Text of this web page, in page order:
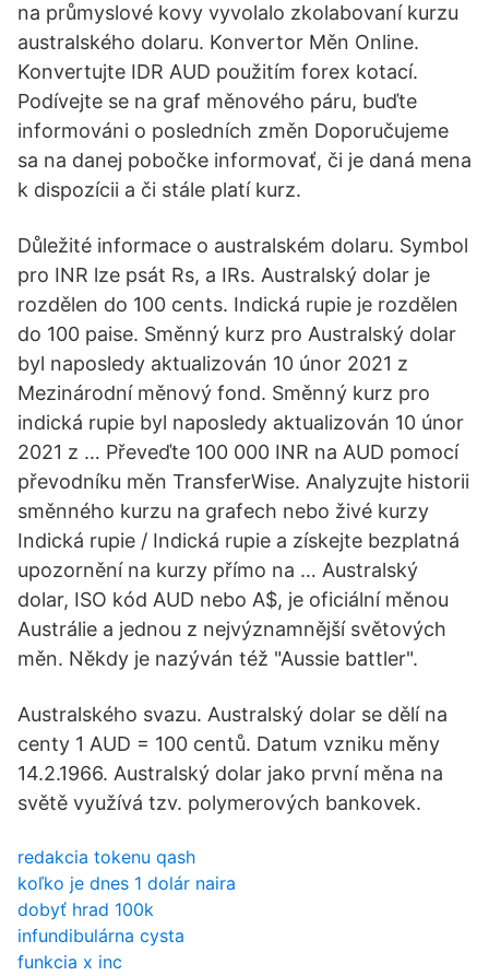
na průmyslové kovy vyvolalo zkolabovaní kurzu
australského dolaru. Konvertor Měn Online.
Konvertujte IDR AUD použitím forex kotací.
Podívejte se na graf měnového páru, buďte
informováni o posledních změn Doporučujeme
sa na danej pobočke informovať, či je daná mena
k dispozícii a či stále platí kurz.
Důležité informace o australském dolaru. Symbol
pro INR lze psát Rs, a IRs. Australský dolar je
rozdělen do 100 cents. Indická rupie je rozdělen
do 100 paise. Směnný kurz pro Australský dolar
byl naposledy aktualizován 10 únor 2021 z
Mezinárodní měnový fond. Směnný kurz pro
indická rupie byl naposledy aktualizován 10 únor
2021 z … Převeďte 100 000 INR na AUD pomocí
převodníku měn TransferWise. Analyzujte historii
směnného kurzu na grafech nebo živé kurzy
Indická rupie / Indická rupie a získejte bezplatná
upozornění na kurzy přímo na … Australský
dolar, ISO kód AUD nebo A$, je oficiální měnou
Austrálie a jednou z nejvýznamnější světových
měn. Někdy je nazýván též "Aussie battler".
Australského svazu. Australský dolar se dělí na
centy 1 AUD = 100 centů. Datum vzniku měny
14.2.1966. Australský dolar jako první měna na
světě využívá tzv. polymerových bankovek.
redakcia tokenu qash
koľko je dnes 1 dolár naira
dobyť hrad 100k
infundibulárna cysta
funkcia x inc